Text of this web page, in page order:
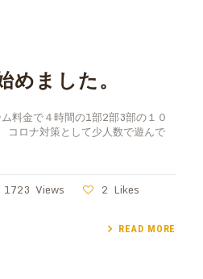
めました。
料金で４時間の1部2部3部の１０
コロナ対策として少人数で遊んで
1723 Views 2 Likes
READ MORE